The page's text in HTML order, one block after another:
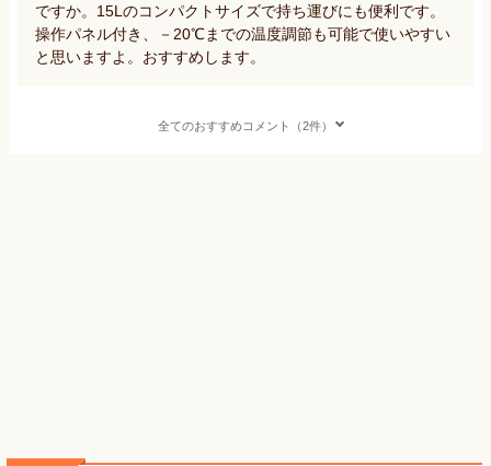
ですか。15Lのコンパクトサイズで持ち運びにも便利です。
操作パネル付き、－20℃までの温度調節も可能で使いやすい
と思いますよ。おすすめします。
全てのおすすめコメント（2件）